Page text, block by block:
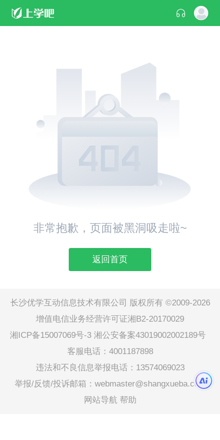
非常抱歉，页面被黑洞吸走啦~
返回首页
长沙优学互动信息技术有限公司 版权所有 ©2009-2026
增值电信业务经营许可证湘B2-20170029
湘ICP备15007069号-3 湘公安备案43019002002189号
客服电话：4001187898
违法和不良信息举报电话：13574069023
举报/反馈/投诉邮箱：webmaster@shangxueba.com
网站导航 帮助